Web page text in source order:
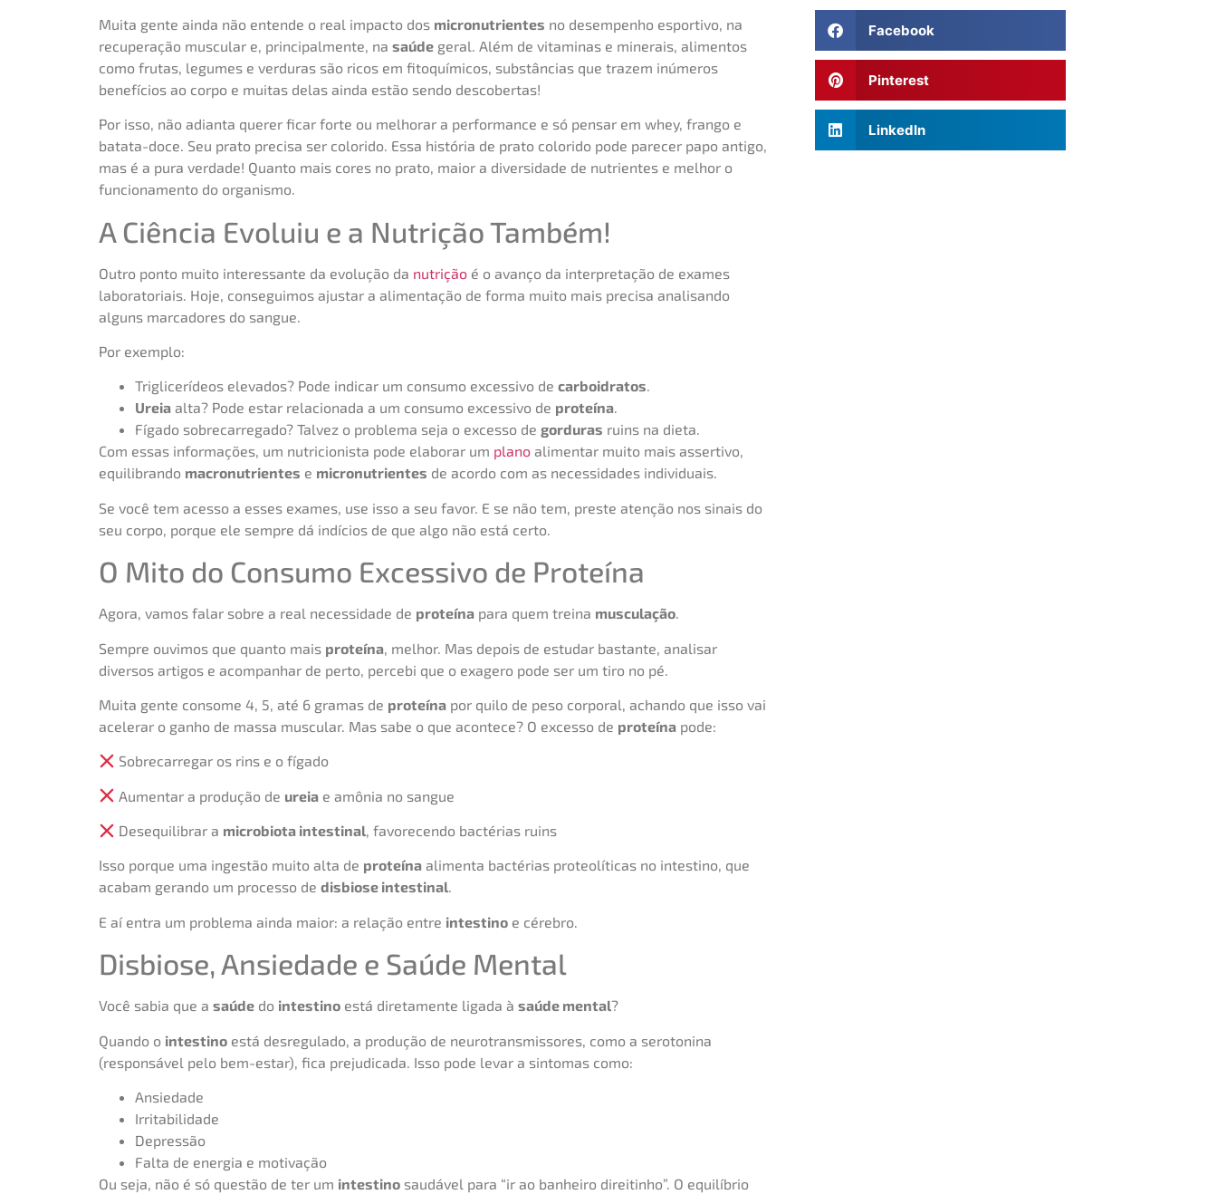
Muita gente ainda não entende o real impacto dos micronutrientes no desempenho esportivo, na
recuperação muscular e, principalmente, na saúdegeral. Além de vitaminas e minerais, alimentos
como frutas, legumes e verduras são ricos em fitoquímicos, substâncias que trazem inúmeros
benefícios ao corpo e muitas delas ainda estão sendo descobertas!
Por isso, não adianta querer ficar forte ou melhorar a performance e só pensar em whey, frango e
batata-doce. Seu prato precisa ser colorido. Essa história de prato colorido pode parecer papo antigo,
mas é a pura verdade! Quanto mais cores no prato, maior a diversidade de nutrientes e melhor o
funcionamento do organismo.
A Ciência Evoluiu e a Nutrição Também!
Outro ponto muito interessante da evolução da nutriçãoé o avanço da interpretação de exames
laboratoriais. Hoje, conseguimos ajustar a alimentação de forma muito mais precisa analisando
alguns marcadores do sangue.
Por exemplo:
Triglicerídeos elevados? Pode indicar um consumo excessivo de carboidratos.
Ureiaalta? Pode estar relacionada a um consumo excessivo de proteína.
Fígado sobrecarregado? Talvez o problema seja o excesso de gorduras ruins na dieta.
Com essas informações, um nutricionista pode elaborar um planoalimentar muito mais assertivo,
equilibrando macronutrientes e micronutrientes de acordo com as necessidades individuais.
Se você tem acesso a esses exames, use isso a seu favor. E se não tem, preste atenção nos sinais do
seu corpo, porque ele sempre dá indícios de que algo não está certo.
O Mito do Consumo Excessivo de Proteína
Agora, vamos falar sobre a real necessidade de proteínapara quem treina musculação.
Sempre ouvimos que quanto mais proteína, melhor. Mas depois de estudar bastante, analisar
diversos artigos e acompanhar de perto, percebi que o exagero pode ser um tiro no pé.
Muita gente consome 4, 5, até 6 gramas de proteínapor quilo de peso corporal, achando que isso vai
acelerar o ganho de massa muscular. Mas sabe o que acontece? O excesso de proteínapode:
Sobrecarregar os rins e o fígado
Aumentar a produção de ureiae amônia no sangue
Desequilibrar a microbiota intestinal, favorecendo bactérias ruins
Isso porque uma ingestão muito alta de proteínaalimenta bactérias proteolíticas no intestino, que
acabam gerando um processo de disbiose intestinal.
E aí entra um problema ainda maior: a relação entre intestinoe cérebro.
Disbiose, Ansiedade e Saúde Mental
Você sabia que a saúdedo intestinoestá diretamente ligada à saúde mental?
Quando o intestinoestá desregulado, a produção de neurotransmissores, como a serotonina
(responsável pelo bem-estar), fica prejudicada. Isso pode levar a sintomas como:
Ansiedade
Irritabilidade
Depressão
Falta de energia e motivação
Ou seja, não é só questão de ter um intestinosaudável para “ir ao banheiro direitinho”. O equilíbrio
Facebook
Pinterest
LinkedIn